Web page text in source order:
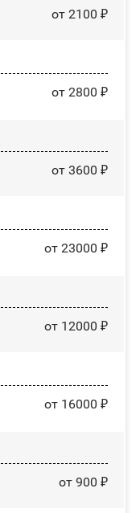
от 2100 ₽
от 2800 ₽
от 3600 ₽
от 23000 ₽
от 12000 ₽
от 16000 ₽
от 900 ₽